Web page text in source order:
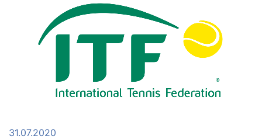
31.07.2020